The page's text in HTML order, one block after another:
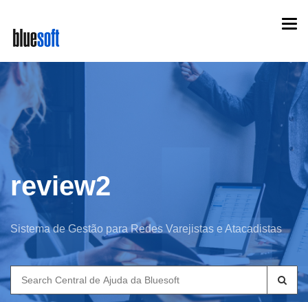
main
content
review2
Sistema de Gestão para Redes Varejistas e Atacadistas
Search
for: